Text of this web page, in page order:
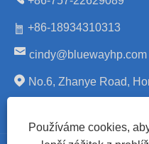
+86-18934310313
cindy@bluewayhp.com
No.6, Zhanye Road,
Daliang, Shunde,
Používáme cookies,